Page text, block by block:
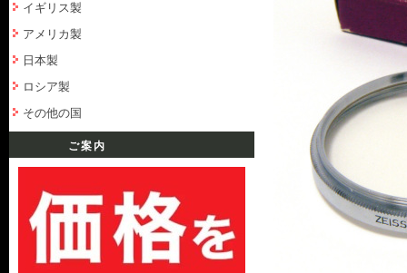
イギリス製
アメリカ製
日本製
ロシア製
その他の国
ご案内